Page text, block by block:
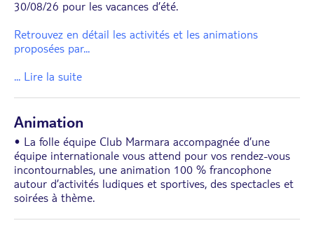
30/08/26 pour les vacances d’été.
Retrouvez en détail les activités et les animations
proposées par...
... Lire la suite
Animation
• La folle équipe Club Marmara accompagnée d’une
équipe internationale vous attend pour vos rendez-vous
incontournables, une animation 100 % francophone
autour d’activités ludiques et sportives, des spectacles et
soirées à thème.